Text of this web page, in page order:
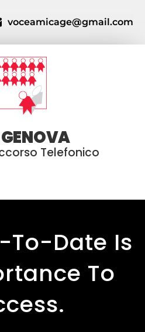
voceamicage@gmail.com
Telefonico
To-Date Is
To